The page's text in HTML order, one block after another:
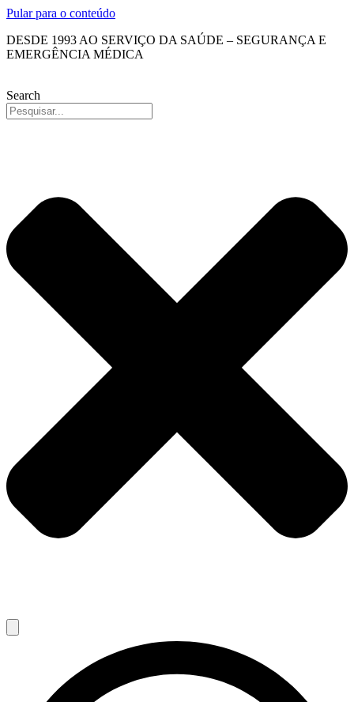
Pular para o conteúdo
DESDE 1993 AO SERVIÇO DA SAÚDE – SEGURANÇA E
EMERGÊNCIA MÉDICA
Search